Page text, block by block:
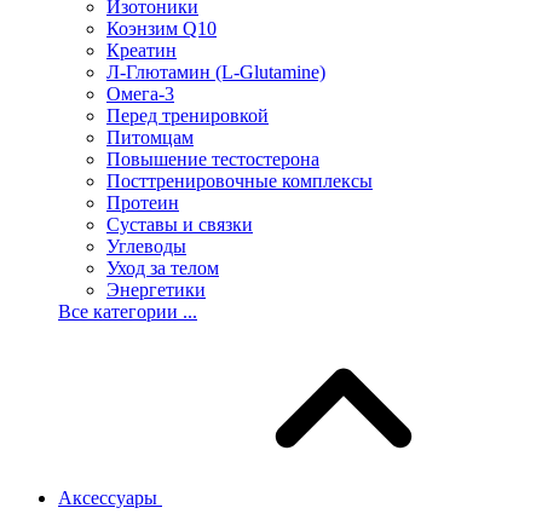
Изотоники
Коэнзим Q10
Креатин
Л-Глютамин (L-Glutamine)
Омега-3
Перед тренировкой
Питомцам
Повышение тестостерона
Посттренировочные комплексы
Протеин
Суставы и связки
Углеводы
Уход за телом
Энергетики
Все категории ...
Аксессуары